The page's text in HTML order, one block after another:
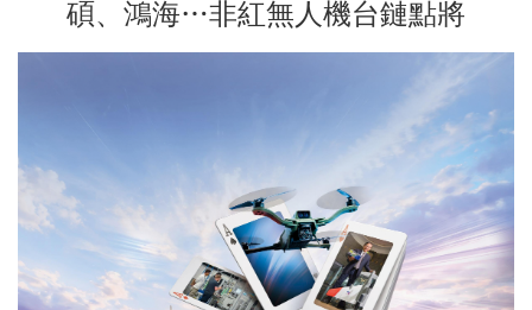
碩、鴻海…非紅無人機台鏈點將